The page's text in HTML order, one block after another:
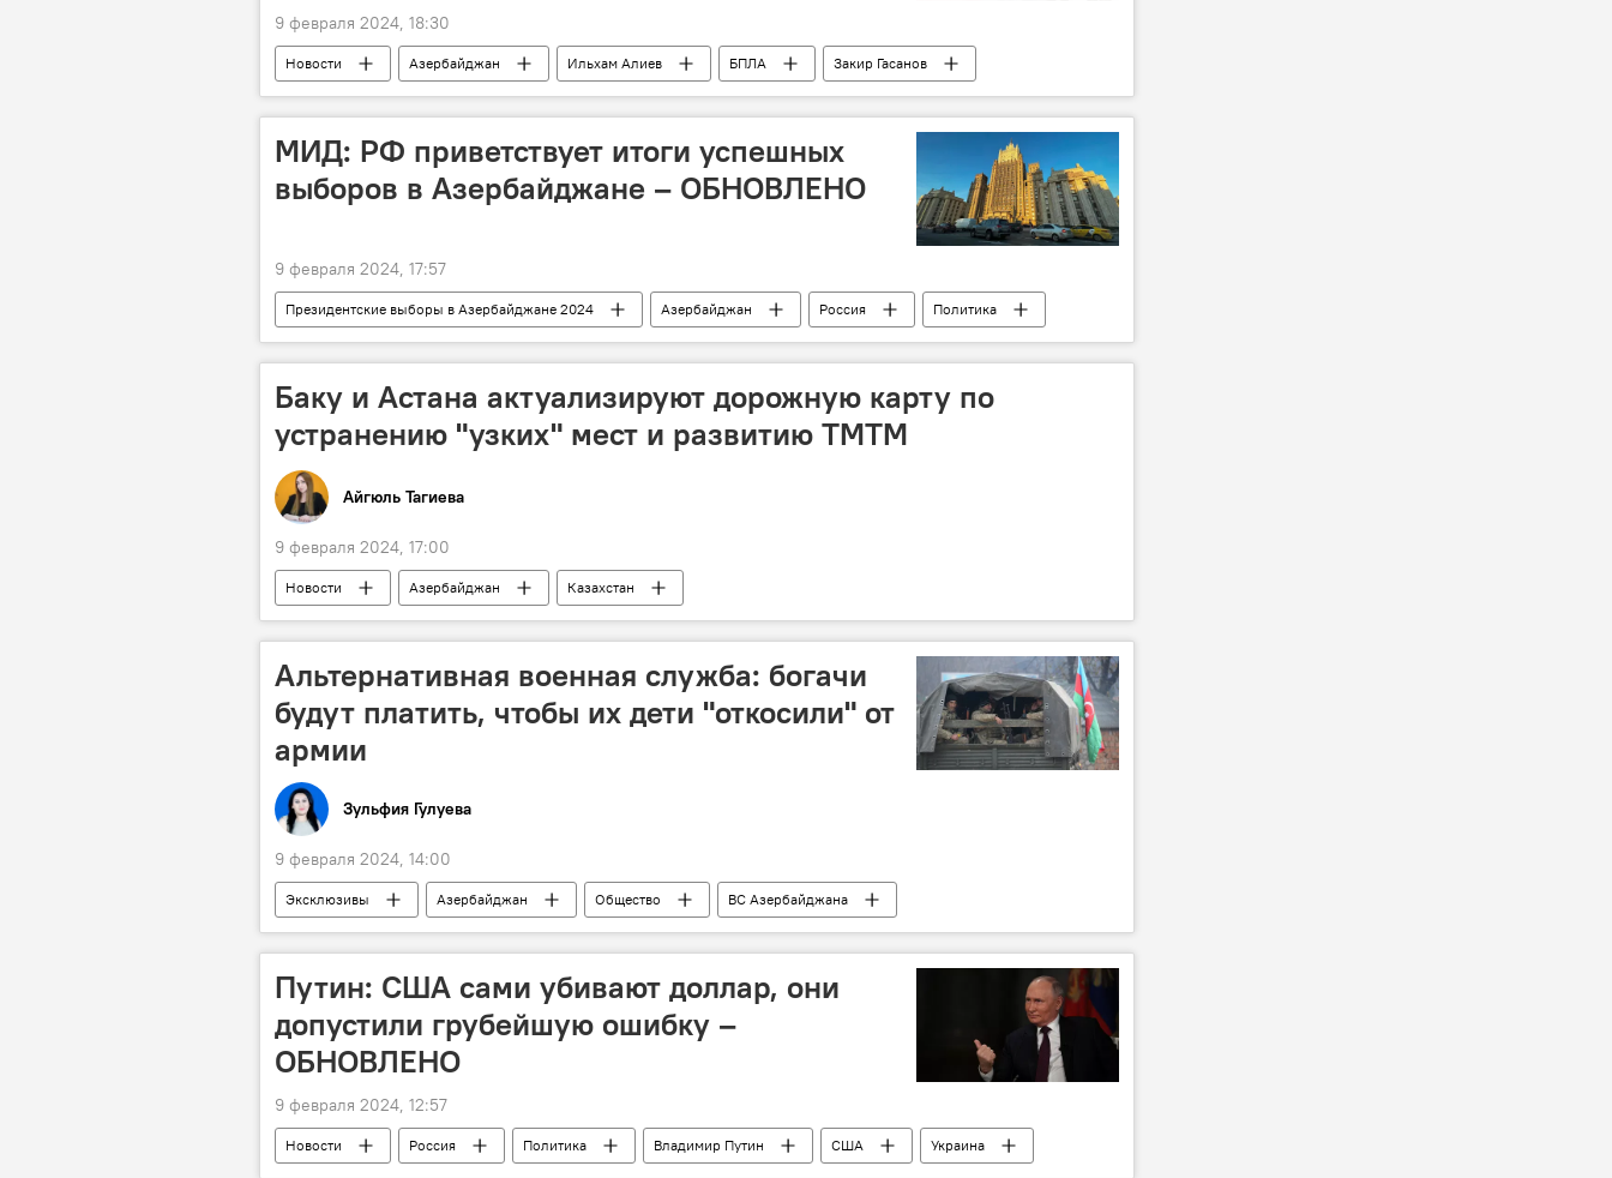
9 февраля 2024, 18:30
Новости Азербайджан Ильхам Алиев БПЛА
Закир Гасанов
ВВС Азербайджана
Турция
МИД: РФ приветствует итоги успешных
выборов в Азербайджане – ОБНОВЛЕНО
9 февраля 2024, 17:57
Президентские выборы в Азербайджане 2024 Азербайджан Россия
Политика
Мария Захарова
МИД ОБСЕ Отчет
Баку и Астана актуализируют дорожную карту по
устранению "узких" мест и развитию ТМТМ
Айгюль Тагиева
9 февраля 2024, 17:00
Новости Азербайджан
Казахстан
Транскаспийский международный транспортный коридор
Логистика
Каспийское море
Альтернативная военная служба: богачи
будут платить, чтобы их дети "откосили" от
армии
Зульфия Гулуева
9 февраля 2024, 14:00
Эксклюзивы Азербайджан Общество
ВС Азербайджана
Военная служба
Милли Меджлис Образование вузы
Путин: США сами убивают доллар, они
допустили грубейшую ошибку –
ОБНОВЛЕНО
9 февраля 2024, 12:57
Новости Россия Политика Владимир Путин США
Украина